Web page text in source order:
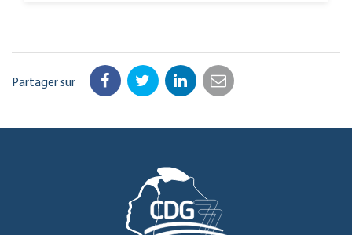
Partager sur Facebook
TwitterLinkedIn
Email